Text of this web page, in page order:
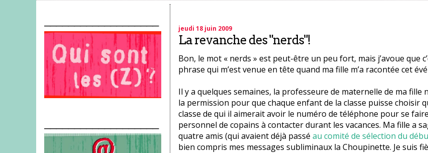
jeudi 18 juin 2009
La revanche des "nerds"!
Bon, le mot « nerds » est peut-être un peu fort, mais j’avoue que
phrase qui m’est venue en tête quand ma fille m’a racontée cet
Il y a quelques semaines, la professeure de maternelle de ma fille
la permission pour que chaque enfant de la classe puisse choisir
classe de qui il aimerait avoir le numéro de téléphone pour se
personnel de copains à contacter durant les vacances. Ma fille a
quatre amis (qui avaient déjà passé au comité de sélection du
bien compris mes messages subliminaux la Choupinette. Je suis